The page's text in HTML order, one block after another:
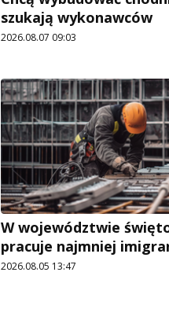
szukają wykonawców
2026.08.07 09:03
W województwie
pracuje najmniej
2026.08.05 13:47